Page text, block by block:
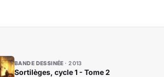
BANDE DESSINÉE 2013
Sortilèges, cycle 1 - Tome 2